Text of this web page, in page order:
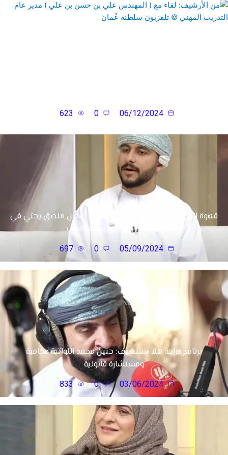
06/12/2024
0
قهوة الصباح | الثلاثاء 3 سبتمبر 2024م: أفضل ملصق بحثي في
الملتقى العالمي لطلبة الطب
05/09/2024
0
697
برنامج براحة هلا نستضيف: حنين محمد اللواتية محامية
ومستشارة قانونية
03/06/2024
0
833